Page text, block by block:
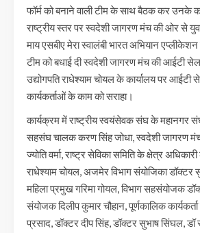
फॉर्म को बनाने वाली टीम के साथ बैठक कर उनके
राष्ट्रीय स्तर पर स्वदेशी जागरण मंच की ओर से
माय एसबीए मेरा स्वालंबी भारत अभियान एप्लीकेशन
टीम को बधाई दी स्वदेशी जागरण मंच की आईटी
उद्योगपति राधेश्याम चोयल के कार्यालय पर आईटी
कार्यकर्ताओं के काम को सराहा।
कार्यक्रम में राष्ट्रीय स्वयंसेवक संघ के महानगर
सहसंघ चालक करण सिंह जोधा, स्वदेशी जागरण
ज्योति वर्मा, राष्ट्र सेविका समिति के क्षेत्र
राधेश्याम चोयल, अजमेर विभाग संयोजिका डॉक्टर
महिला प्रमुख गरिमा गोयल, विभाग सहसंयोजक
संयोजक दिलीप कुमार चौहान, पूर्णकालिक
प्रसाद, डॉक्टर दीप सिंह, डॉक्टर सुभाष सिंघल,